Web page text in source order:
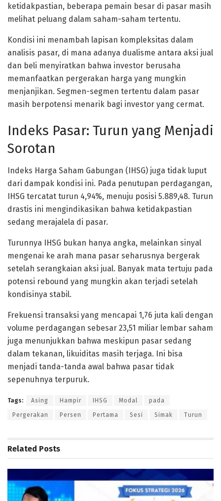
ketidakpastian, beberapa pemain besar di pasar masih
melihat peluang dalam saham-saham tertentu.
Kondisi ini menambah lapisan kompleksitas dalam
analisis pasar, di mana adanya dualisme antara aksi jual
dan beli menyiratkan bahwa investor berusaha
memanfaatkan pergerakan harga yang mungkin
menjanjikan. Segmen-segmen tertentu dalam pasar
masih berpotensi menarik bagi investor yang cermat.
Indeks Pasar: Turun yang Menjadi
Sorotan
Indeks Harga Saham Gabungan (IHSG) juga tidak luput
dari dampak kondisi ini. Pada penutupan perdagangan,
IHSG tercatat turun 4,94%, menuju posisi 5.889,48. Turun
drastis ini mengindikasikan bahwa ketidakpastian
sedang merajalela di pasar.
Turunnya IHSG bukan hanya angka, melainkan sinyal
mengenai ke arah mana pasar seharusnya bergerak
setelah serangkaian aksi jual. Banyak mata tertuju pada
potensi rebound yang mungkin akan terjadi setelah
kondisinya stabil.
Frekuensi transaksi yang mencapai 1,76 juta kali dengan
volume perdagangan sebesar 23,51 miliar lembar saham
juga menunjukkan bahwa meskipun pasar sedang
dalam tekanan, likuiditas masih terjaga. Ini bisa
menjadi tanda-tanda awal bahwa pasar tidak
sepenuhnya terpuruk.
Tags: Asing Hampir IHSG Modal pada
Pergerakan Persen Pertama Sesi Simak Turun
Related Posts